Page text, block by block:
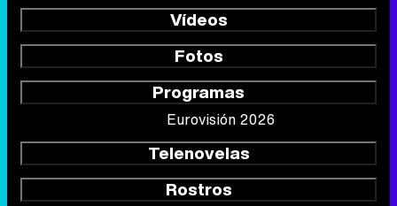
Vídeos
Fotos
Programas
Eurovisión 2026
Telenovelas
Rostros